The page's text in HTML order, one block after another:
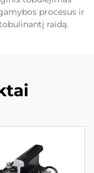
procesus ir
raidą.